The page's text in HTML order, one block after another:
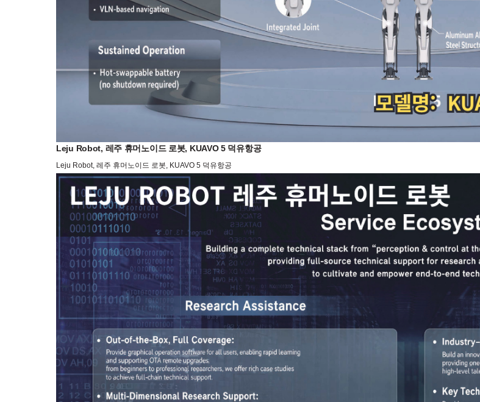
Leju Robot, 레주 휴머노이드 로봇, KUAVO 5 덕유항공
Leju Robot, 레주 휴머노이드 로봇, KUAVO 5 덕유항공